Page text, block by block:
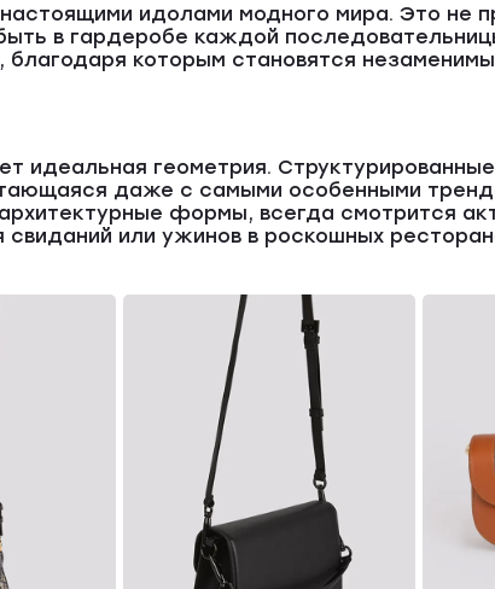
идолами модного мира. Это не
в гардеробе каждой
которым становятся
идеальная геометрия.
даже с самыми особенными
формы, всегда смотрится
или ужинов в роскошных